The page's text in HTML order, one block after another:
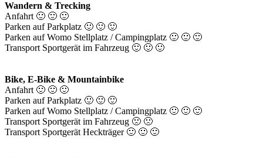
Wandern & Trecking
Anfahrt 🙂 🙂 🙂
Parken auf Parkplatz 🙂 🙂 🙂
Parken auf Womo Stellplatz / Campingplatz 🙂 🙂 🙂
Transport Sportgerät im Fahrzeug 🙂 🙂 🙂
Bike, E-Bike & Mountainbike
Anfahrt 🙂 🙂 🙂
Parken auf Parkplatz 🙂 🙂 🙂
Parken auf Womo Stellplatz / Campingplatz 🙂 🙂 🙂
Transport Sportgerät im Fahrzeug 🙁 🙁
Transport Sportgerät Heckträger 🙂 🙂 🙂